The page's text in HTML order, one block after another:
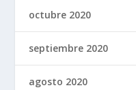
octubre 2020
septiembre 2020
agosto 2020